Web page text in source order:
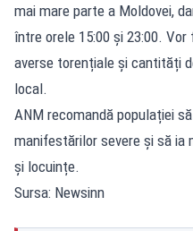
mai mare parte a Moldovei,
între orele 15:00 și 23:00. Vor
averse torențiale și cantități
local.
ANM recomandă populației
manifestărilor severe și să ia
și locuințe.
Sursa: Newsinn